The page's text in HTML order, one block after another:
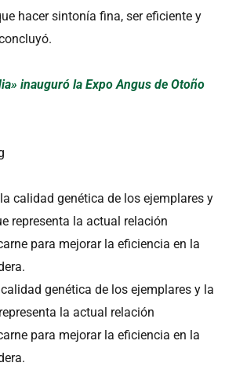
hacer sintonía fina, ser eficiente y
inauguró la Expo Angus de Otoño
genética de los ejemplares y la
la actual relación
para mejorar la eficiencia en la